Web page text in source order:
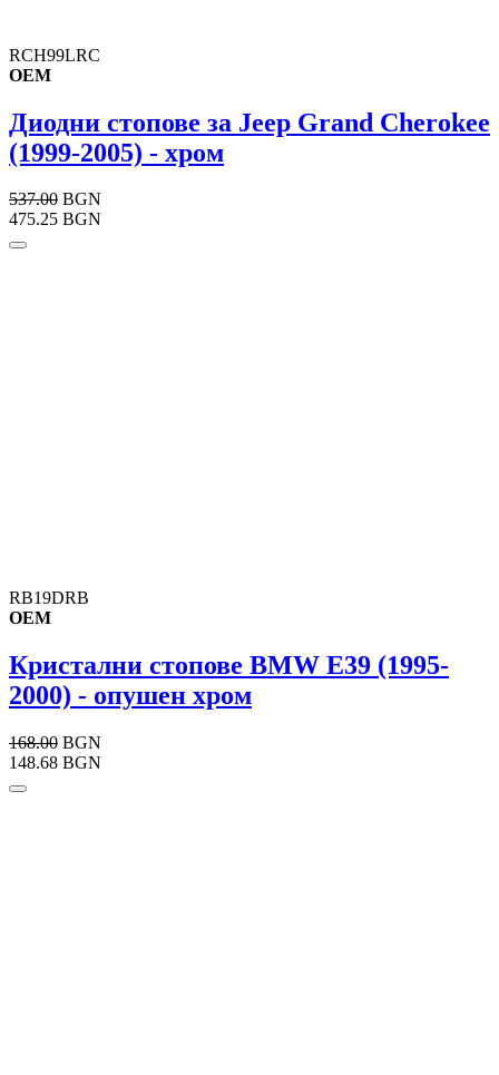
RCH99LRC
OEM
Диодни стопове за Jeep Grand Cherokee
(1999-2005) - хром
537.00 BGN
475.25 BGN
RB19DRB
OEM
Кристални стопове BMW E39 (1995-
2000) - опушен хром
168.00 BGN
148.68 BGN